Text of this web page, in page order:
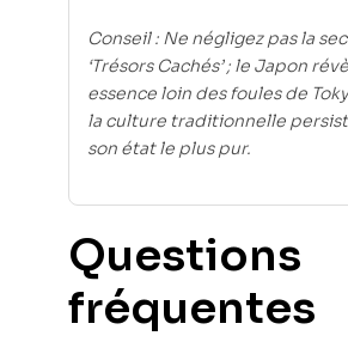
Conseil : Ne négligez pas la
‘Trésors Cachés’ ; le Japon
essence loin des foules de
la culture traditionnelle
son état le plus pur.
Questions
fréquentes